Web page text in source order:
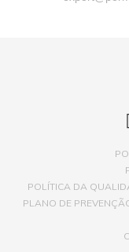
POLÍTICA DA
PLANO DE